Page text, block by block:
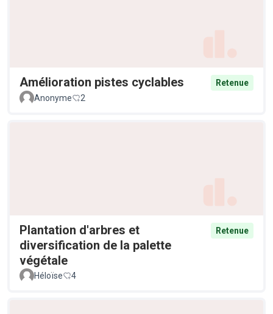
Amélioration pistes cyclables
Retenue
Anonyme
2
Plantation d'arbres et
diversification de la palette
végétale
Retenue
Héloïse 4